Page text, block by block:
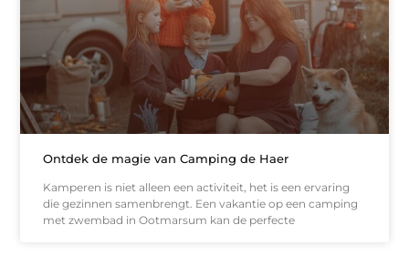
Ontdek de magie van Camping de Haer
Kamperen is niet alleen een activiteit, het is een ervaring
die gezinnen samenbrengt. Een vakantie op een camping
met zwembad in Ootmarsum kan de perfecte